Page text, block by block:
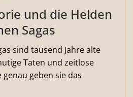
und die Helden
Sagas
sind tausend Jahre alte
Taten und zeitlose
geben sie das